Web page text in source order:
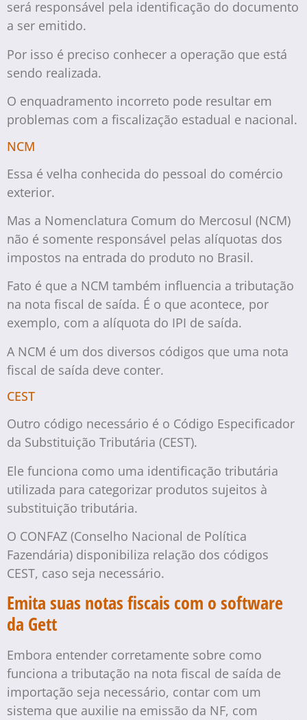
será responsável pela identificação do documento
a ser emitido.
Por isso é preciso conhecer a operação que está
sendo realizada.
O enquadramento incorreto pode resultar em
problemas com a fiscalização estadual e nacional.
NCM
Essa é velha conhecida do pessoal do comércio
exterior.
Mas a Nomenclatura Comum do Mercosul (NCM)
não é somente responsável pelas alíquotas dos
impostos na entrada do produto no Brasil.
Fato é que a NCM também influencia a tributação
na nota fiscal de saída. É o que acontece, por
exemplo, com a alíquota do IPI de saída.
A NCM é um dos diversos códigos que uma nota
fiscal de saída deve conter.
CEST
Outro código necessário é o Código Especificador
da Substituição Tributária (CEST).
Ele funciona como uma identificação tributária
utilizada para categorizar produtos sujeitos à
substituição tributária.
O CONFAZ (Conselho Nacional de Política
Fazendária) disponibiliza relação dos códigos
CEST, caso seja necessário.
Emita suas notas fiscais com o software
da Gett
Embora entender corretamente sobre como
funciona a tributação na nota fiscal de saída de
importação seja necessário, contar com um
sistema que auxilie na emissão da NF, com